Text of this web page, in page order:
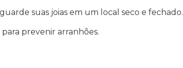
suas joias em um local seco e fechado.
prevenir arranhões.